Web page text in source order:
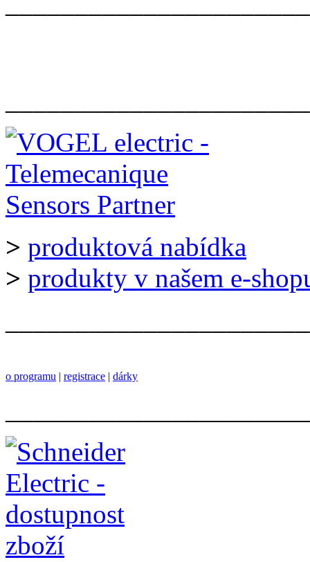
> produktová nabídka
> produkty v našem e-
o programu | registrace | dárky